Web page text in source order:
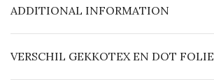
ADDITIONAL INFORMATION
VERSCHIL GEKKOTEX EN DOT FOLIE